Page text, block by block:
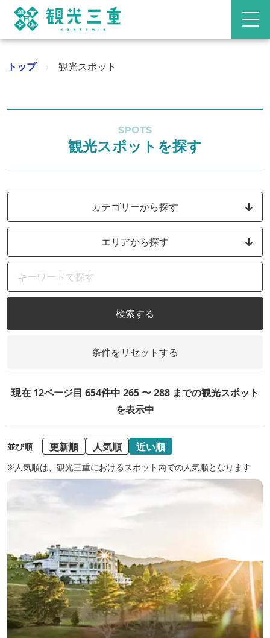
トップ › 観光スポット
SPOTS
観光スポットを探す
カテゴリーから探す
エリアから探す
検索する
条件をリセットする
現在 12ページ目 654件中 265 〜 288 までの観光スポット
を表示中
並び順 更新順 人気順 近い順
※人気順は、観光三重におけるスポット内での人気順となります